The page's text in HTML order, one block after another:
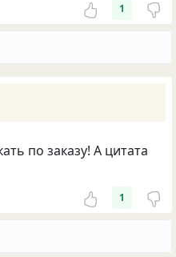
1
по заказу! А цитата
1